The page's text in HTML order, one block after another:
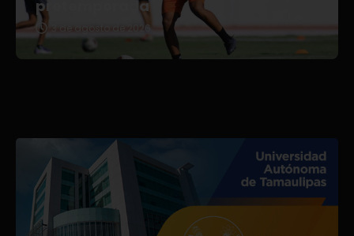
pretemporada
3 de agosto de 2026